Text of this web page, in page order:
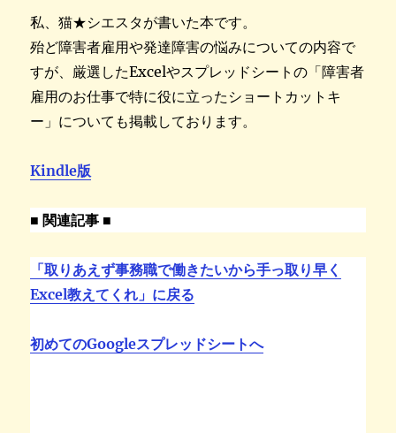
私、猫★シエスタが書いた本です。
殆ど障害者雇用や発達障害の悩みについての内容で
すが、厳選したExcelやスプレッドシートの「障害者
雇用のお仕事で特に役に立ったショートカットキ
ー」についても掲載しております。
Kindle版
■ 関連記事 ■
「取りあえず事務職で働きたいから手っ取り早く
Excel教えてくれ」に戻る
初めてのGoogleスプレッドシートへ